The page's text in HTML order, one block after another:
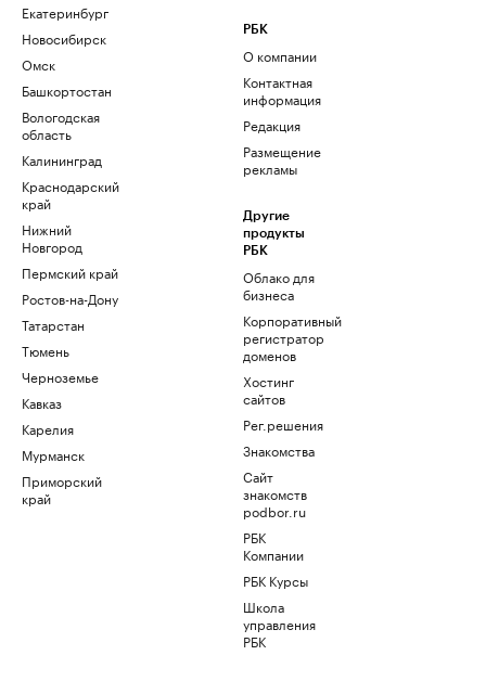
Екатеринбург
Новосибирск
Омск
Башкортостан
Вологодская
область
Калининград
Краснодарский
край
Нижний
Новгород
Пермский край
Ростов-на-Дону
Татарстан
Тюмень
Черноземье
Кавказ
Карелия
Мурманск
Приморский
край
РБК
О компании
Контактная
информация
Редакция
Размещение
рекламы
Другие
продукты
РБК
Облако для
бизнеса
Корпоративный
регистратор
доменов
Хостинг
сайтов
Рег.решения
Знакомства
Сайт
знакомств
podbor.ru
РБК
Компании
РБК Курсы
Школа
управления
РБК